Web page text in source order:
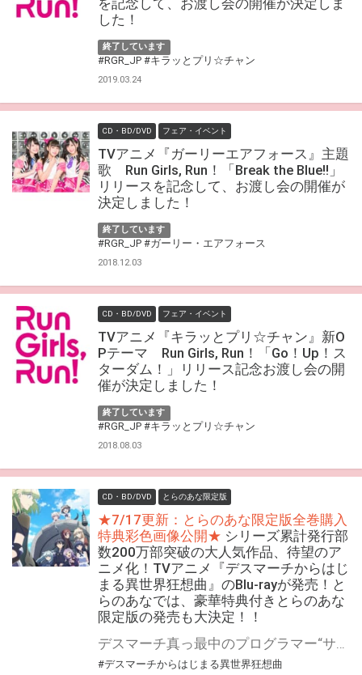
を記念して、お渡し会の開催が決定しま
した！
終了しています
#RGR_JP #キラッとプリ☆チャン
2019.03.24
CD・BD/DVD フェア・イベント
TVアニメ『ガーリーエアフォース』主題
歌 Run Girls, Run！「Break the Blue!!」
リリースを記念して、お渡し会の開催が
決定しました！
終了しています
#RGR_JP #ガーリー・エアフォース
2018.12.03
CD・BD/DVD フェア・イベント
TVアニメ『キラッとプリ☆チャン』新O
Pテーマ Run Girls, Run！「Go！Up！ス
ターダム！」リリース記念お渡し会の開
催が決定しました！
終了しています
#RGR_JP #キラッとプリ☆チャン
2018.08.03
CD・BD/DVD とらのあな限定版
★7/17更新：とらのあな限定版全巻購入
特典彩色画像公開★ シリーズ累計発行部
数200万部突破の大人気作品、待望のア
ニメ化！TVアニメ『デスマーチからはじ
まる異世界狂想曲』のBlu-rayが発売！と
らのあなでは、豪華特典付きとらのあな
限定版の発売も大決定！！
デスマーチ真っ最中のプログラマー“サトゥー”こと鈴木一郎。仮眠を取っていたはずが、気が付くと異世界に…!? 視界の端には、仮眠前に作っていたゲームを思わせるメニュー画面。 レベル１の初期状態。ただし初心者救済策として実装したばかりの「全マップ探査」とマップ殲滅ボム「流星雨」×３付。目の前には蜥蜴人の大軍が! 助かるために「流星雨」を使用したサトゥーは、その結果レベルが310となり莫大な財宝を手に入れる―。 夢か現か、ここにサトゥーの旅が始まる! シリーズ累計発行部数200万部突破の大人気作品、待望のアニメ化！TVアニメ『デスマーチからはじまる異世界狂想曲』のBlu-rayが発売！ とらのあなでは、豪華特典付きの『とらのあな限定版』の発売も決定です！！ 気になるとらのあな限定版の特典は、 とらのあな限定版の全巻購入特典としてポチ＆タマ・リザ・アリサ・ルル・ミーア・ナナの描き下ろしB1タペストリー！ 更に、1～6巻にはB1タペストリーの絵柄を使用したB2タペストリー付きです！！ そして、とらのあな限定版・一般流通版の共通の全巻購入特典として、描き下ろし全巻収納BOXが付く超豪華な豪華特典満載となっております！ 是非ともお早めに、とらのあな対象店舗でのご予約・ご購入をお待ちしております♪♪
#デスマーチからはじまる異世界狂想曲